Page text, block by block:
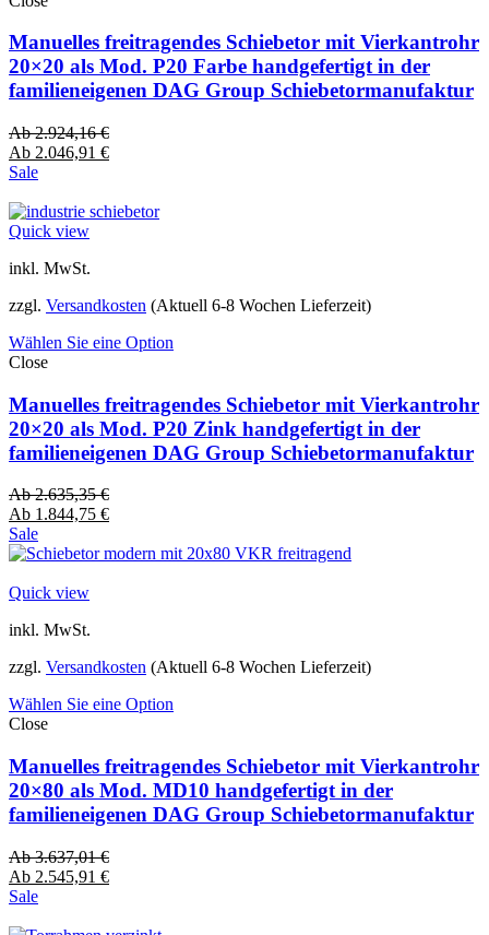
Manuelles freitragendes Schiebetor mit Vierkantrohr
20×20 als Mod. P20 Farbe handgefertigt in der
familieneigenen DAG Group Schiebetormanufaktur
Ab2.924,16€
Ab 2.046,91 €
Sale
Quick view
inkl. MwSt.
zzgl. Versandkosten (Aktuell 6-8 Wochen Lieferzeit)
Wählen Sie eine Option
Close
Manuelles freitragendes Schiebetor mit Vierkantrohr
20×20 als Mod. P20 Zink handgefertigt in der
familieneigenen DAG Group Schiebetormanufaktur
Ab2.635,35€
Ab 1.844,75 €
Sale
Quick view
inkl. MwSt.
zzgl. Versandkosten (Aktuell 6-8 Wochen Lieferzeit)
Wählen Sie eine Option
Close
Manuelles freitragendes Schiebetor mit Vierkantrohr
20×80 als Mod. MD10 handgefertigt in der
familieneigenen DAG Group Schiebetormanufaktur
Ab3.637,01€
Ab 2.545,91 €
Sale